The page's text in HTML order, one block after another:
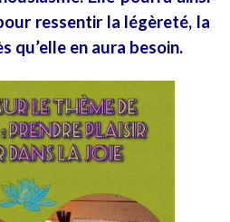
ressentir la légèreté, la
qu’elle en aura besoin.